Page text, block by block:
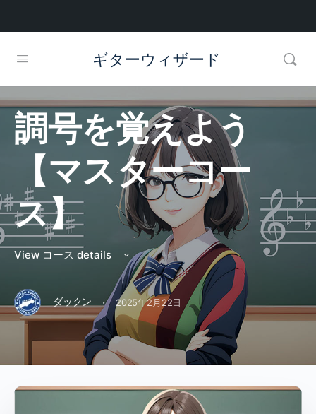
ギターウィザード
調号を覚えよう
【マスターコー
ス】
View コース details
ダックン · 2025年2月22日